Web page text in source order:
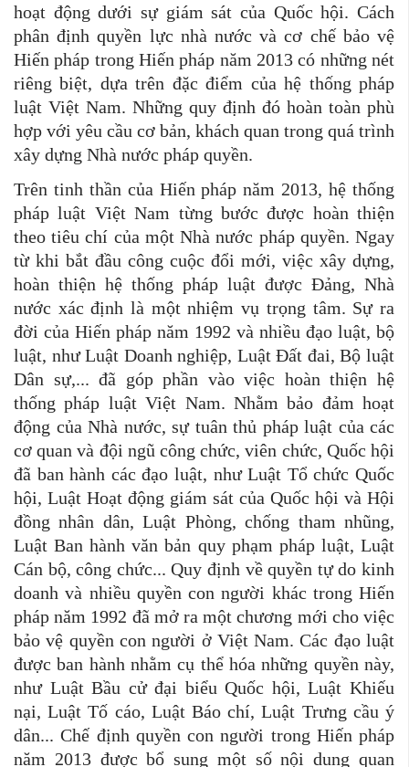
hoạt động dưới sự giám sát của Quốc hội. Cách
phân định quyền lực nhà nước và cơ chế bảo vệ
Hiến pháp trong Hiến pháp năm 2013 có những nét
riêng biệt, dựa trên đặc điểm của hệ thống pháp
luật Việt Nam. Những quy định đó hoàn toàn phù
hợp với yêu cầu cơ bản, khách quan trong quá trình
xây dựng Nhà nước pháp quyền.
Trên tinh thần của Hiến pháp năm 2013, hệ thống
pháp luật Việt Nam từng bước được hoàn thiện
theo tiêu chí của một Nhà nước pháp quyền. Ngay
từ khi bắt đầu công cuộc đổi mới, việc xây dựng,
hoàn thiện hệ thống pháp luật được Đảng, Nhà
nước xác định là một nhiệm vụ trọng tâm. Sự ra
đời của Hiến pháp năm 1992 và nhiều đạo luật, bộ
luật, như Luật Doanh nghiệp, Luật Đất đai, Bộ luật
Dân sự,... đã góp phần vào việc hoàn thiện hệ
thống pháp luật Việt Nam. Nhằm bảo đảm hoạt
động của Nhà nước, sự tuân thủ pháp luật của các
cơ quan và đội ngũ công chức, viên chức, Quốc hội
đã ban hành các đạo luật, như Luật Tổ chức Quốc
hội, Luật Hoạt động giám sát của Quốc hội và Hội
đồng nhân dân, Luật Phòng, chống tham nhũng,
Luật Ban hành văn bản quy phạm pháp luật, Luật
Cán bộ, công chức... Quy định về quyền tự do kinh
doanh và nhiều quyền con người khác trong Hiến
pháp năm 1992 đã mở ra một chương mới cho việc
bảo vệ quyền con người ở Việt Nam. Các đạo luật
được ban hành nhằm cụ thể hóa những quyền này,
như Luật Bầu cử đại biểu Quốc hội, Luật Khiếu
nại, Luật Tố cáo, Luật Báo chí, Luật Trưng cầu ý
dân... Chế định quyền con người trong Hiến pháp
năm 2013 được bổ sung một số nội dung quan